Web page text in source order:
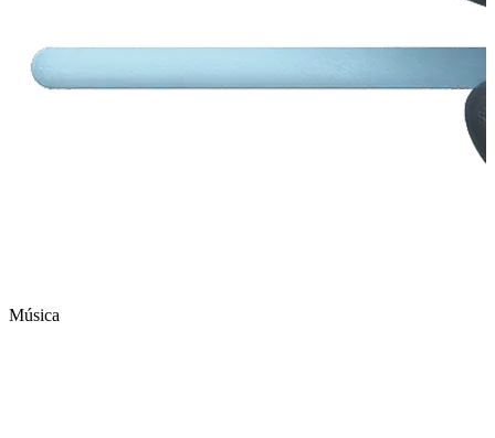
Música